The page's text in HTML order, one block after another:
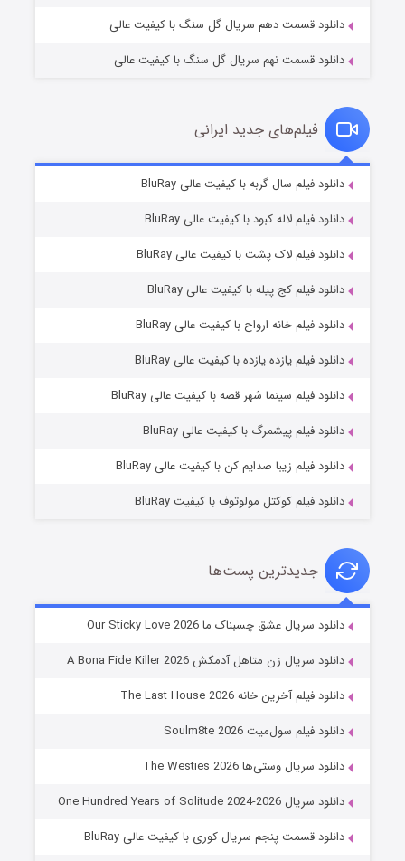
قسمت۶ (زیرنویس) منتشر شد
شوهر
عملیات آپارتمان
دانلود قسمت دهم سریال گل سنگ با کیفیت عالی
دانلود قسمت نهم سریال گل سنگ با کیفیت عالی
فیلم‌های جدید ایرانی
دانلود فیلم سال گربه با کیفیت عالی BluRay
دانلود فیلم لاله کبود با کیفیت عالی BluRay
دانلود فیلم لاک پشت با کیفیت عالی BluRay
دانلود فیلم کج‌ پیله با کیفیت عالی BluRay
دانلود فیلم خانه ارواح با کیفیت عالی BluRay
دانلود فیلم یازده یازده با کیفیت عالی BluRay
دانلود فیلم سینما شهر قصه با کیفیت عالی BluRay
دانلود فیلم پیشمرگ با کیفیت عالی BluRay
دانلود فیلم زیبا صدایم کن با کیفیت عالی BluRay
دانلود فیلم کوکتل مولوتوف با کیفیت BluRay
جدیدترین پست‌ها
دانلود سریال عشق چسبناک ما Our Sticky Love 2026
دانلود سریال زن متاهل آدمکش A Bona Fide Killer 2026
دانلود فیلم آخرین خانه The Last House 2026
دانلود فیلم سول‌میت Soulm8te 2026
دانلود سریال وستی‌ها The Westies 2026
دانلود سریال One Hundred Years of Solitude 2024-2026
دانلود قسمت پنجم سریال کوری با کیفیت عالی BluRay